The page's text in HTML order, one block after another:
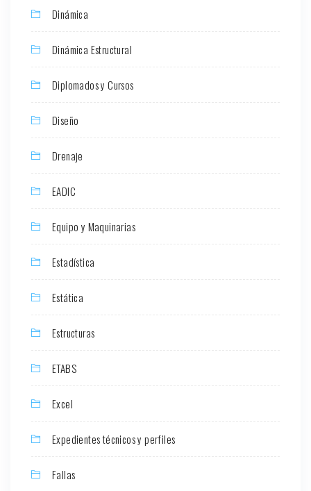
Dinámica
Dinámica Estructural
Diplomados y Cursos
Diseño
Drenaje
EADIC
Equipo y Maquinarias
Estadística
Estática
Estructuras
ETABS
Excel
Expedientes técnicos y perfiles
Fallas